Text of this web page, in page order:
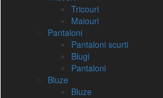
Tricouri
Maiouri
Pantaloni
Pantaloni scurti
Blugi
Pantaloni
Bluze
Bluze